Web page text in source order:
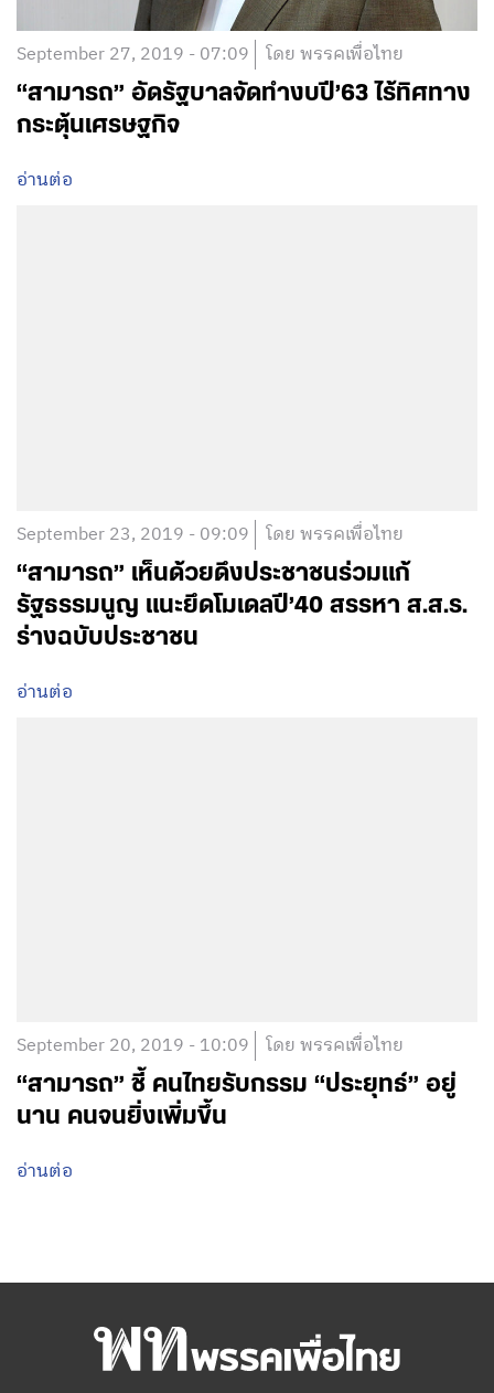
September 27, 2019 - 07:09 โดย พรรคเพื่อไทย
“สามารถ” อัดรัฐบาลจัดทำงบปี’63 ไร้ทิศทาง
กระตุ้นเศรษฐกิจ
อ่านต่อ
September 23, 2019 - 09:09 โดย พรรคเพื่อไทย
“สามารถ” เห็นด้วยดึงประชาชนร่วมแก้
รัฐธรรมนูญ แนะยึดโมเดลปี’40 สรรหา ส.ส.ร.
ร่างฉบับประชาชน
อ่านต่อ
September 20, 2019 - 10:09 โดย พรรคเพื่อไทย
“สามารถ”​ ชี้ คนไทยรับกรรม “ประยุทธ์”​ อยู่
นาน คนจนยิ่งเพิ่มขึ้น
อ่านต่อ